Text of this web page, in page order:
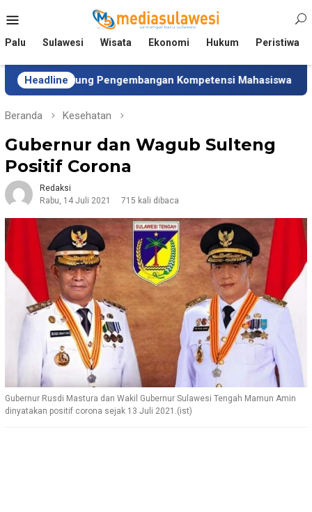
ke
Mobile
Palu Sulawesi Wisata Ekonomi Hukum Peristiwa
Headline
Pengembangan Kompetensi Mahasiswa Tim
Beranda Kesehatan
Gubernur dan Wagub Sulteng
Positif Corona
Redaksi
Rabu, 14 Juli 2021
715 kali dibaca
Gubernur Rusdi Mastura dan Wakil Gubernur Sulawesi Tengah Mamun Amin
dinyatakan positif corona sejak 13 Juli 2021.(ist)